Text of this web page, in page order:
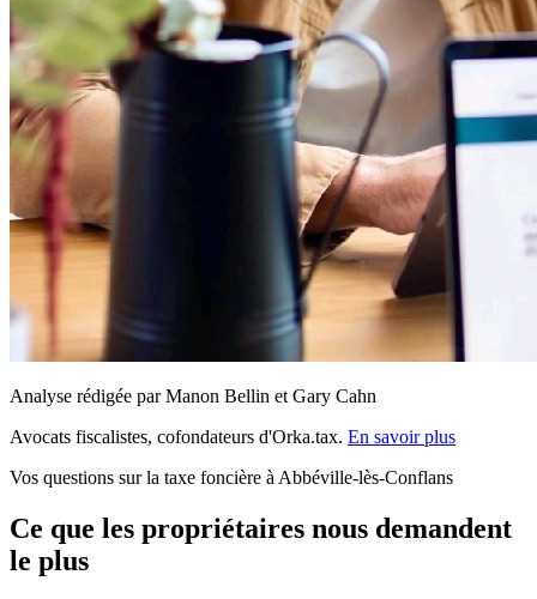
Analyse rédigée par Manon Bellin et Gary Cahn
Avocats fiscalistes, cofondateurs d'Orka.tax. En savoir plus
Vos questions sur la taxe foncière à Abbéville-lès-Conflans
Ce que les propriétaires nous demandent
le plus